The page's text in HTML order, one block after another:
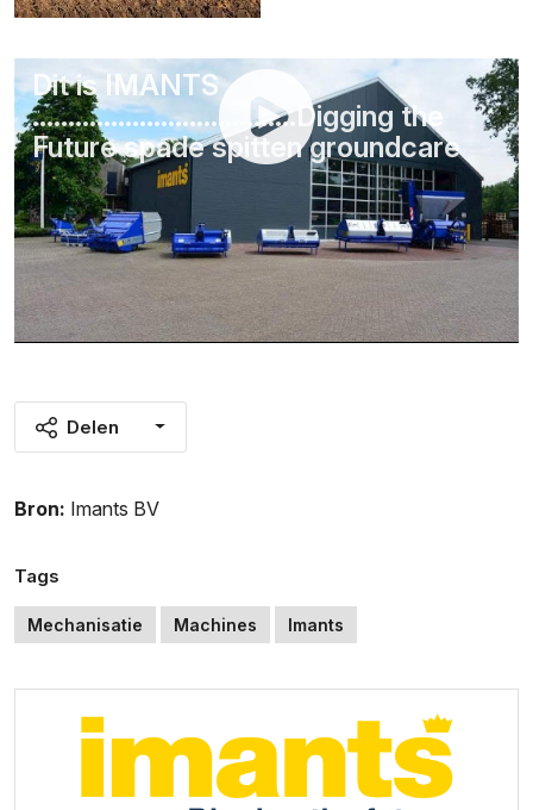
Dit is IMANTS
.....................................Digging the
Future spade spitten groundcare
Delen
Bron: Imants BV
Tags
Mechanisatie Machines Imants